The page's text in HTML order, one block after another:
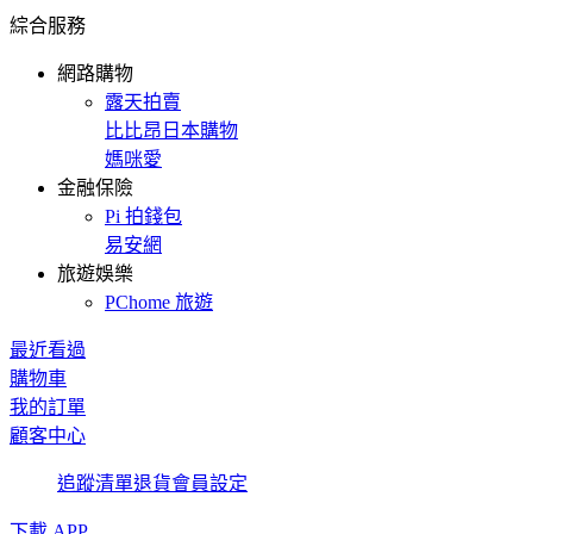
綜合服務
網路購物
露天拍賣
比比昂日本購物
媽咪愛
金融保險
Pi 拍錢包
易安網
旅遊娛樂
PChome 旅遊
最近看過
購物車
我的訂單
顧客中心
追蹤清單退貨會員設定